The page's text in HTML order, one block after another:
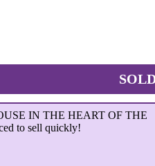
IN THE HEART OF THE
to sell quickly!